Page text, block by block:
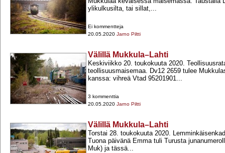
ylikulkusilta, tai sillat,...
Ei kommentteja
20.05.2020 Jarno Piltti
Välillä Mukkula–Lahti
Keskiviikko 20. toukokuuta 2020.
teollisuusmaisemaa. Dv12 2659 tulee
kanssa: vihreä Vtad 95201901...
3 kommenttia
20.05.2020 Jarno Piltti
Välillä Mukkula–Lahti
Torstai 28. toukokuuta 2020.
Tuona päivänä Emma tuli Turusta
Muk) ja tässä...